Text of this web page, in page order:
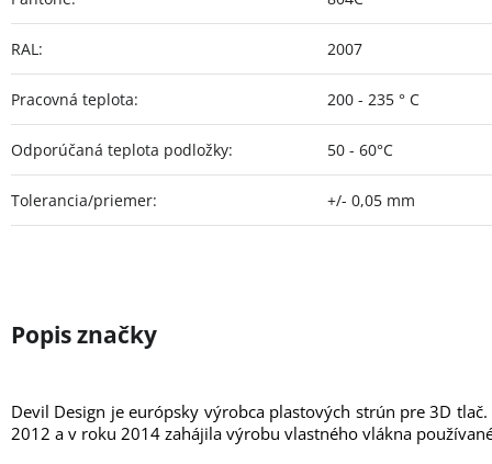
RAL: 2007
Pracovná teplota: 200 - 235 ° C
Odporúčaná teplota podložky: 50 - 60°C
Tolerancia/priemer: +/- 0,05 mm
Devil Design je európsky výrobca plastových strún pre 3D
2012 a v roku 2014 zahájila výrobu vlastného vlákna